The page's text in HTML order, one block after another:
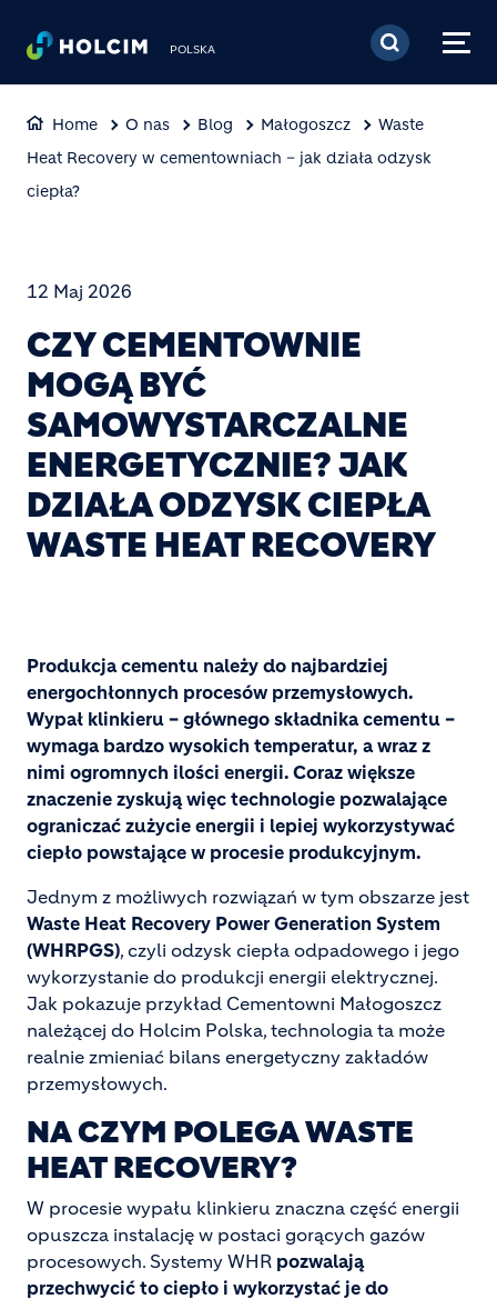
Przejdź do treści
POLSKA
Home O nas Blog Małogoszcz
Waste
Heat Recovery w cementowniach – jak działa odzysk
ciepła?
12 Maj 2026
CZY CEMENTOWNIE
MOGĄ BYĆ
SAMOWYSTARCZALNE
ENERGETYCZNIE? JAK
DZIAŁA ODZYSK CIEPŁA
WASTE HEAT RECOVERY
Produkcja cementu należy do najbardziej
energochłonnych procesów przemysłowych.
Wypał klinkieru – głównego składnika cementu –
wymaga bardzo wysokich temperatur, a wraz z
nimi ogromnych ilości energii. Coraz większe
znaczenie zyskują więc technologie pozwalające
ograniczać zużycie energii i lepiej wykorzystywać
ciepło powstające w procesie produkcyjnym.
Jednym z możliwych rozwiązań w tym obszarze jest
Waste Heat Recovery Power Generation System
(WHRPGS), czyli odzysk ciepła odpadowego i jego
wykorzystanie do produkcji energii elektrycznej.
Jak pokazuje przykład Cementowni Małogoszcz
należącej do Holcim Polska, technologia ta może
realnie zmieniać bilans energetyczny zakładów
przemysłowych.
NA CZYM POLEGA WASTE
HEAT RECOVERY?
W procesie wypału klinkieru znaczna część energii
opuszcza instalację w postaci gorących gazów
procesowych. Systemy WHR pozwalają
przechwycić to ciepło i wykorzystać je do